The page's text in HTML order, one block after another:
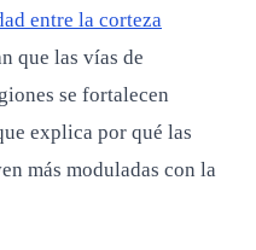
entre la corteza
que las vías de
se fortalecen
explica por qué las
más moduladas con la